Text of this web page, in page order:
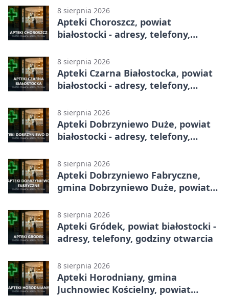
8 sierpnia 2026
Apteki Choroszcz, powiat
białostocki - adresy, telefony,
8 sierpnia 2026
Apteki Czarna Białostocka, powiat
białostocki - adresy, telefony,
8 sierpnia 2026
Apteki Dobrzyniewo Duże, powiat
białostocki - adresy, telefony,
8 sierpnia 2026
Apteki Dobrzyniewo Fabryczne,
gmina Dobrzyniewo Duże, powiat
godziny otwarcia
8 sierpnia 2026
Apteki Gródek, powiat białostocki -
adresy, telefony, godziny otwarcia
8 sierpnia 2026
Apteki Horodniany, gmina
Juchnowiec Kościelny, powiat